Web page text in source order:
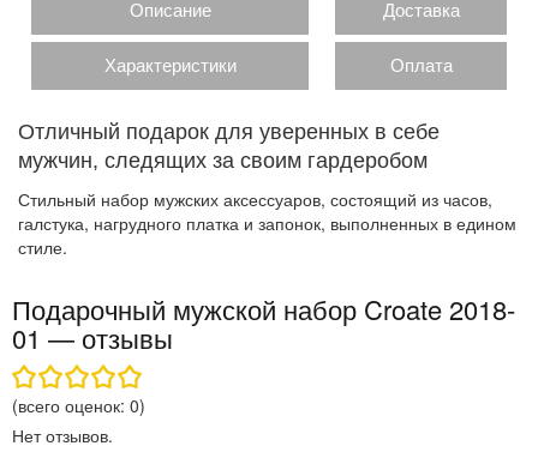
Описание Доставка
Характеристики Оплата
Отличный подарок для уверенных в себе
мужчин, следящих за своим гардеробом
Стильный набор мужских аксессуаров, состоящий из часов,
галстука, нагрудного платка и запонок, выполненных в едином
стиле.
Подарочный мужской набор Croate 2018-
01 — отзывы
(всего оценок: 0)
Нет отзывов.